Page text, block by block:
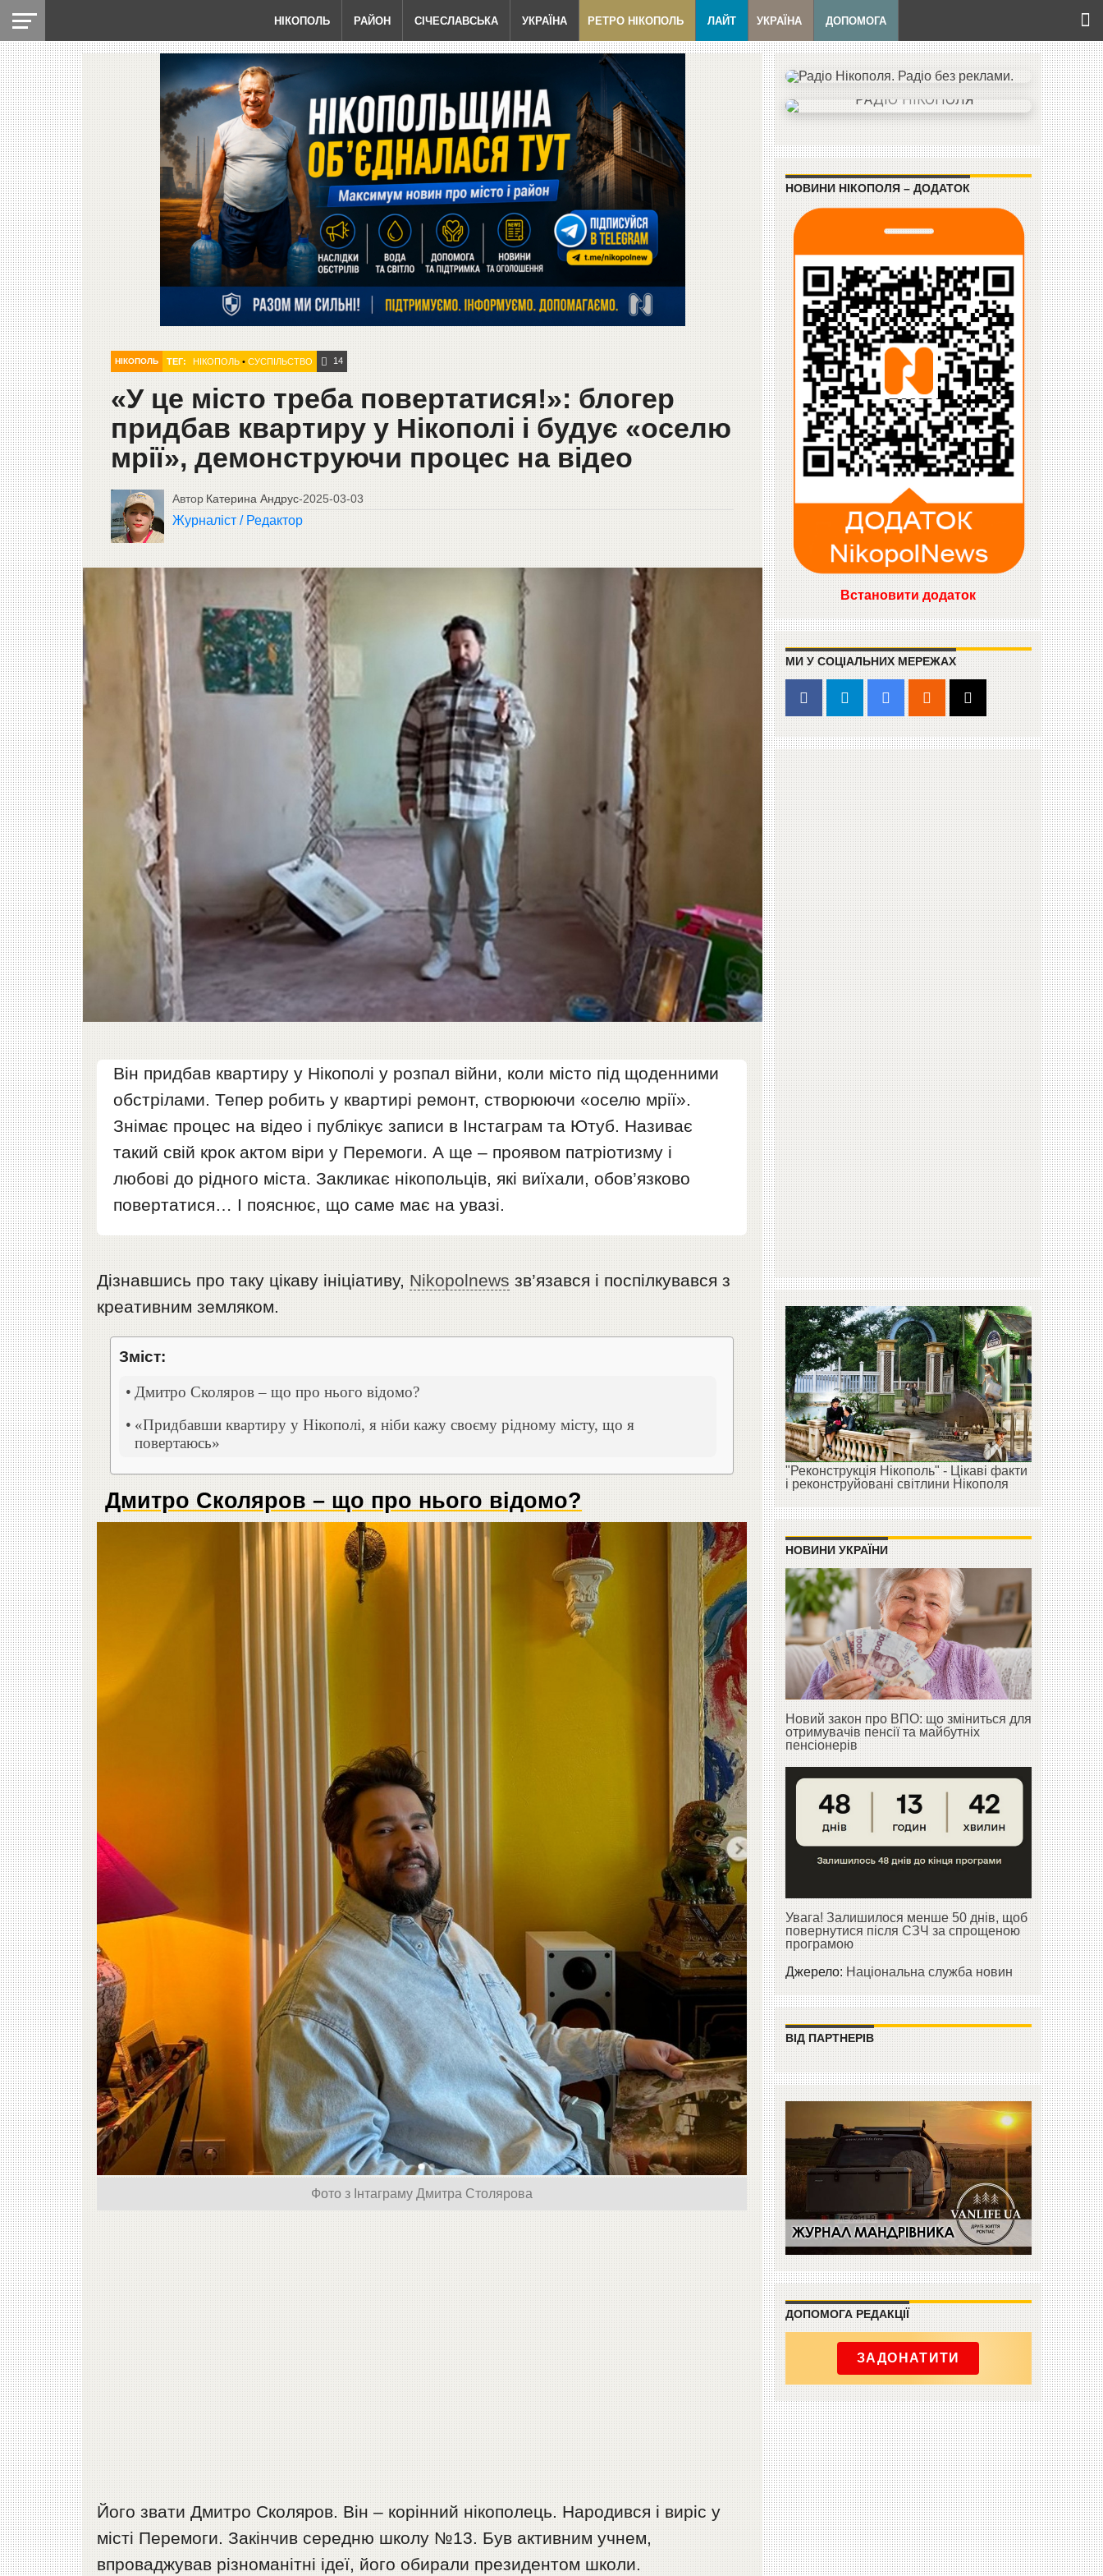
НІКОПОЛЬ РАЙОН СІЧЕСЛАВСЬКА УКРАЇНА РЕТРО НІКОПОЛЬ ЛАЙТ УКРАЇНА ДОПОМОГА
НІКОПОЛЬ ТЕГ: НІКОПОЛЬ• СУСПІЛЬСТВО 14
«У це місто треба повертатися!»: блогер
придбав квартиру у Нікополі і будує «оселю
мрії», демонструючи процес на відео
Автор Катерина Андрус-2025-03-03
Журналіст / Редактор
Він придбав квартиру у Нікополі у розпал війни, коли місто під щоденними
обстрілами. Тепер робить у квартирі ремонт, створюючи «оселю мрії».
Знімає процес на відео і публікує записи в Інстаграм та Ютуб. Називає
такий свій крок актом віри у Перемоги. А ще – проявом патріотизму і
любові до рідного міста. Закликає нікопольців, які виїхали, обов’язково
повертатися… І пояснює, що саме має на увазі.
Дізнавшись про таку цікаву ініціативу, Nikopolnews зв’язався і поспілкувався з
креативним земляком.
Зміст:
Дмитро Сколяров – що про нього відомо?
«Придбавши квартиру у Нікополі, я ніби кажу своєму рідному місту, що я
повертаюсь»
Дмитро Сколяров – що про нього відомо?
Фото з Інтаграму Дмитра Столярова
Його звати Дмитро Сколяров. Він – корінний нікополець. Народився і виріс у
місті Перемоги. Закінчив середню школу №13. Був активним учнем,
впроваджував різноманітні ідеї, його обирали президентом школи.
НОВИНИ НІКОПОЛЯ – ДОДАТОК
Встановити додаток
МИ У СОЦІАЛЬНИХ МЕРЕЖАХ
"Реконструкція Нікополь" - Цікаві факти
і реконструйовані світлини Нікополя
НОВИНИ УКРАЇНИ
Новий закон про ВПО: що зміниться для
отримувачів пенсії та майбутніх
пенсіонерів
Увага! Залишилося менше 50 днів, щоб
повернутися після СЗЧ за спрощеною
програмою
Джерело:Національна служба новин
ВІД ПАРТНЕРІВ
ДОПОМОГА РЕДАКЦІЇ
ЗАДОНАТИТИ